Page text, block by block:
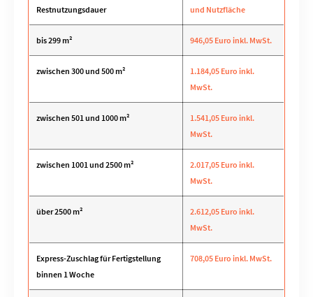
Restnutzungsdauer
und Nutzfläche
bis 299 m² 946,05 Euro inkl. MwSt.
zwischen 300 und 500 m²
1.184,05 Euro inkl.
MwSt.
zwischen 501 und 1000 m²
1.541,05 Euro inkl.
MwSt.
zwischen 1001 und 2500 m²
2.017,05 Euro inkl.
MwSt.
über 2500 m²
2.612,05 Euro inkl.
MwSt.
Express-Zuschlag für Fertigstellung
binnen 1 Woche
708,05 Euro inkl. MwSt.